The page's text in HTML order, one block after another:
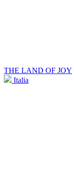
THE LAND OF JOY
Italia